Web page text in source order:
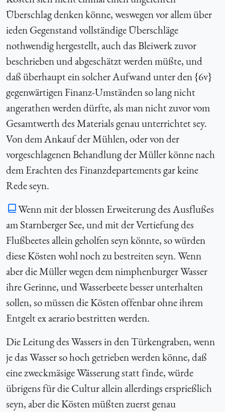
Überschlag denken könne, weswegen vor allem über
ieden Gegenstand vollständige Überschläge
nothwendig hergestellt, auch das Bleiwerk zuvor
beschrieben und abgeschätzt werden müßte, und
daß überhaupt ein solcher Aufwand unter den {6v}
gegenwärtigen Finanz-Umständen so lang nicht
angerathen werden dürfte, als man nicht zuvor vom
Gesamtwerth des Materials genau unterrichtet sey.
Von dem Ankauf der Mühlen, oder von der
vorgeschlagenen Behandlung der Müller könne nach
dem Erachten des Finanzdepartements gar keine
Rede seyn.
Wenn mit der blossen Erweiterung des Ausflußes
am Starnberger See, und mit der Vertiefung des
Flußbeetes allein geholfen seyn könnte, so würden
diese Kösten wohl noch zu bestreiten seyn. Wenn
aber die Müller wegen dem nimphenburger Wasser
ihre Gerinne, und Wasserbeete besser unterhalten
sollen, so müssen die Kösten offenbar ohne ihrem
Entgelt ex aerario bestritten werden.
Die Leitung des Wassers in den Türkengraben, wenn
je das Wasser so hoch getrieben werden könne, daß
eine zweckmäsige Wässerung statt finde, würde
übrigens für die Cultur allein allerdings ersprießlich
seyn, aber die Kösten müßten zuerst genau